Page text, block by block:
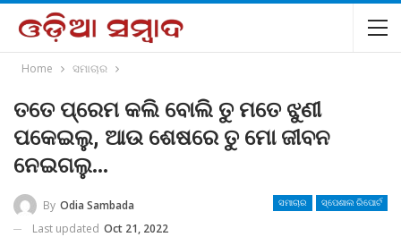
Home ସମାଚାର
ତତେ ପ୍ରେମ କଲି ବୋଲି ତୁ ମତେ ଝୁଣୀ
ପକେଇଲୁ, ଆଉ ଶେଷରେ ତୁ ମୋ ଜୀବନ
ନେଇଗଲୁ…
ସମାଚାର ସ୍ପେଶାଲ ରିପୋର୍ଟ
By Odia Sambada
Last updated Oct 21, 2022